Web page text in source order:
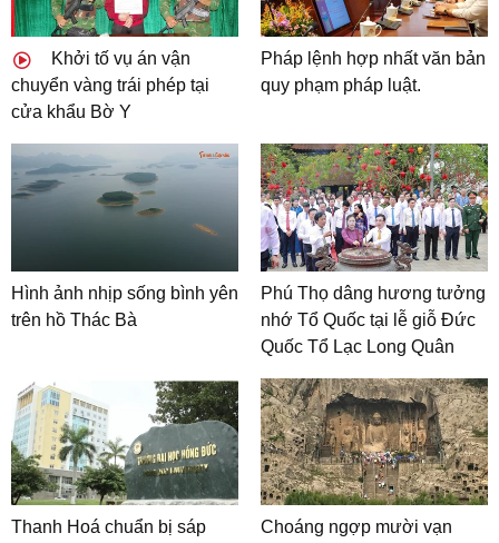
Khởi tố vụ án vận
chuyển vàng trái phép tại
cửa khẩu Bờ Y
Pháp lệnh hợp nhất văn bản
quy phạm pháp luật.
Hình ảnh nhịp sống bình yên
trên hồ Thác Bà
Phú Thọ dâng hương tưởng
nhớ Tổ Quốc tại lễ giỗ Đức
Quốc Tổ Lạc Long Quân
Thanh Hoá chuẩn bị sáp
Choáng ngợp mười vạn